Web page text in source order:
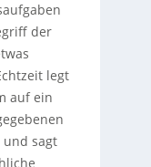
der
legt
auf ein
sagt